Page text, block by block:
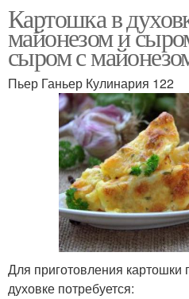
Картошка в
майонезом и
сыром с
Пьер Ганьер Кулинария 122
Для приготовления
духовке потребуется: